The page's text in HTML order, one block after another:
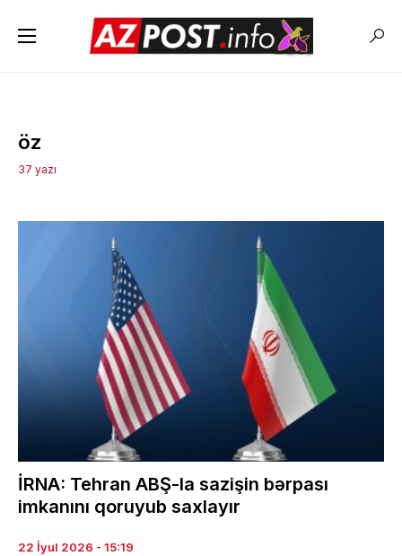
öz
37 yazı
İRNA: Tehran ABŞ-la sazişin bərpası
imkanını qoruyub saxlayır
22 İyul 2026 - 15:19